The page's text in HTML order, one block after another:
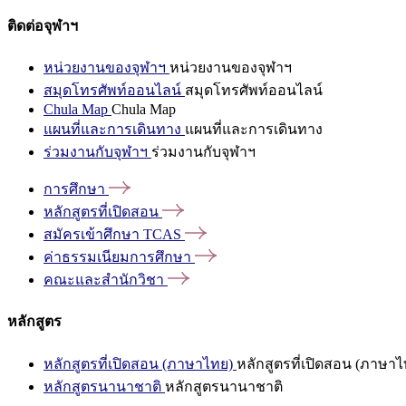
ติดต่อจุฬาฯ
หน่วยงานของจุฬาฯ หน่วยงานของจุฬาฯ
สมุดโทรศัพท์ออนไลน์ สมุดโทรศัพท์ออนไลน์
Chula Map Chula Map
แผนที่และการเดินทาง แผนที่และการเดินทาง
ร่วมงานกับจุฬาฯ ร่วมงานกับจุฬาฯ
การศึกษา
หลักสูตรที่เปิดสอน
สมัครเข้าศึกษา TCAS
ค่าธรรมเนียมการศึกษา
คณะและสำนักวิชา
หลักสูตร
หลักสูตรที่เปิดสอน (ภาษาไทย) หลักสูตรที่เปิดสอน (ภาษาไ
หลักสูตรนานาชาติ หลักสูตรนานาชาติ